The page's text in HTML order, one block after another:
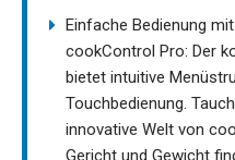
Einfache Bedienung
cookControl Pro: Der
bietet intuitive
Touchbedienung.
innovative Welt von
Gericht und Gewicht